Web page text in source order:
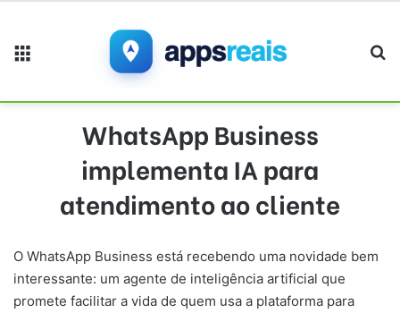
WhatsApp Business
implementa IA para
atendimento ao cliente
O WhatsApp Business está recebendo uma novidade bem
interessante: um agente de inteligência artificial que
promete facilitar a vida de quem usa a plataforma para